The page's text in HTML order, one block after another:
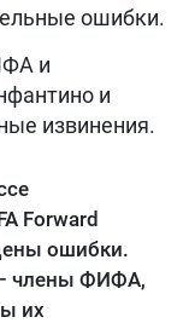
ошибки.
и
и
извинения.
Forward
ошибки.
члены ФИФА,
их